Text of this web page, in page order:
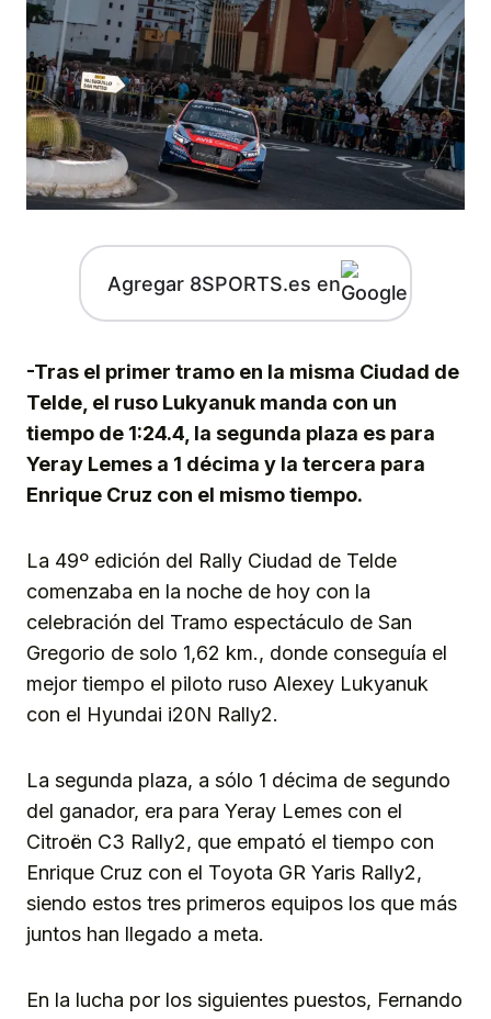
Agregar 8SPORTS.es en
-Tras el primer tramo en la misma Ciudad de
Telde, el ruso Lukyanuk manda con un
tiempo de 1:24.4, la segunda plaza es para
Yeray Lemes a 1 décima y la tercera para
Enrique Cruz con el mismo tiempo.
La 49º edición del Rally Ciudad de Telde
comenzaba en la noche de hoy con la
celebración del Tramo espectáculo de San
Gregorio de solo 1,62 km., donde conseguía el
mejor tiempo el piloto ruso Alexey Lukyanuk
con el Hyundai i20N Rally2.
La segunda plaza, a sólo 1 décima de segundo
del ganador, era para Yeray Lemes con el
Citroën C3 Rally2, que empató el tiempo con
Enrique Cruz con el Toyota GR Yaris Rally2,
siendo estos tres primeros equipos los que más
juntos han llegado a meta.
En la lucha por los siguientes puestos, Fernando